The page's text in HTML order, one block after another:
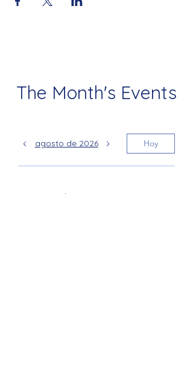
The Month's Events
agosto de 2026 Hoy
Aún no hay eventos este mes